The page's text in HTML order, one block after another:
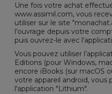
Une fois votre achat
www.assimil.com, vous
utiliser sur le site "
l’ouvrage depuis votre
puis ouvrez-le avec
Vous pouvez utiliser
Editions (pour Windows,
encore iBooks (sur macOS
votre appareil android,
l'application "Lithium".